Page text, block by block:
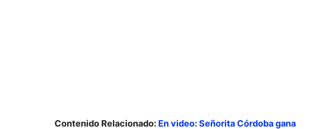
Contenido Relacionado: En video: Señorita Córdoba gana